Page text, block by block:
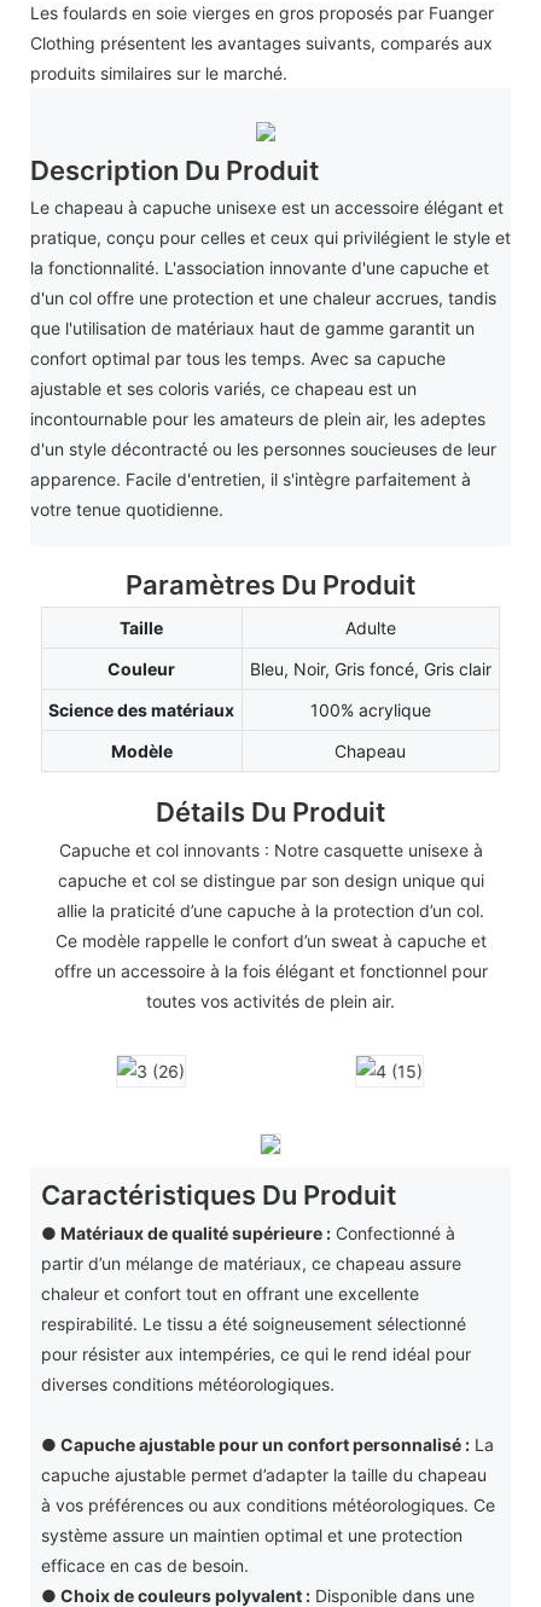
Les foulards en soie vierges en gros proposés par Fuanger
Clothing présentent les avantages suivants, comparés aux
produits similaires sur le marché.
Description Du Produit
Le chapeau à capuche unisexe est un accessoire élégant et
pratique, conçu pour celles et ceux qui privilégient le style et
la fonctionnalité. L'association innovante d'une capuche et
d'un col offre une protection et une chaleur accrues, tandis
que l'utilisation de matériaux haut de gamme garantit un
confort optimal par tous les temps. Avec sa capuche
ajustable et ses coloris variés, ce chapeau est un
incontournable pour les amateurs de plein air, les adeptes
d'un style décontracté ou les personnes soucieuses de leur
apparence. Facile d'entretien, il s'intègre parfaitement à
votre tenue quotidienne.
Paramètres Du Produit
Taille
Adulte
Couleur
Bleu, Noir, Gris foncé, Gris clair
Science des matériaux
100% acrylique
Modèle
Chapeau
Détails Du Produit
Capuche et col innovants : Notre casquette unisexe à
capuche et col se distingue par son design unique qui
allie la praticité d’une capuche à la protection d’un col.
Ce modèle rappelle le confort d’un sweat à capuche et
offre un accessoire à la fois élégant et fonctionnel pour
toutes vos activités de plein air.
Caractéristiques Du Produit
● Matériaux de qualité supérieure :Confectionné à
partir d’un mélange de matériaux, ce chapeau assure
chaleur et confort tout en offrant une excellente
respirabilité. Le tissu a été soigneusement sélectionné
pour résister aux intempéries, ce qui le rend idéal pour
diverses conditions météorologiques.
● Capuche ajustable pour un confort personnalisé :La
capuche ajustable permet d’adapter la taille du chapeau
à vos préférences ou aux conditions météorologiques. Ce
système assure un maintien optimal et une protection
efficace en cas de besoin.
● Choix de couleurs polyvalent :Disponible dans une